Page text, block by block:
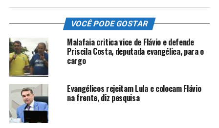
VOCÊ PODE GOSTAR
Malafaia critica vice de Flávio e defende
Priscila Costa, deputada evangélica, para o
cargo
Evangélicos rejeitam Lula e colocam Flávio
na frente, diz pesquisa